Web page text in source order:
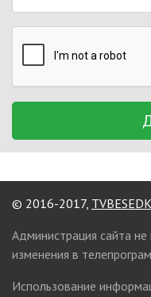
© 2016-2017,
Администрация сайта не
изменения в
Использование